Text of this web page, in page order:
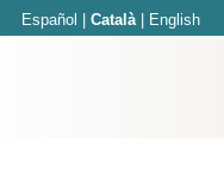
Español Català| English